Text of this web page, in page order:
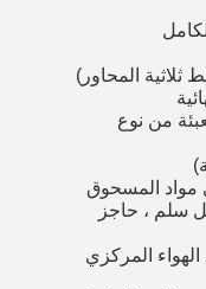
من نوع